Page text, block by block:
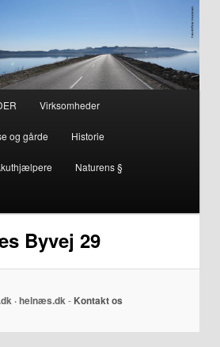
i hjertet af naturen
Virksomheder
og gårde Historie
Naturens §
Byvej 29
· helnæs.dk- Kontakt os